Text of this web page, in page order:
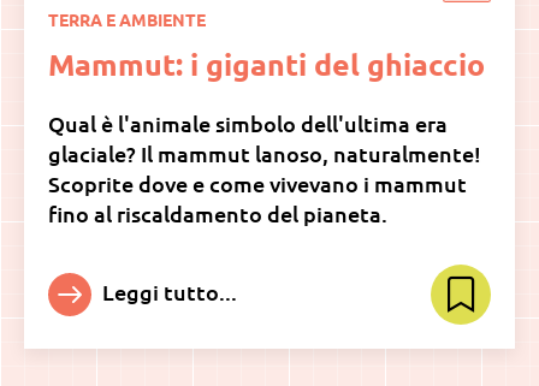
TERRA E AMBIENTE
Mammut: i giganti del ghiaccio
Qual è l'animale simbolo dell'ultima era
glaciale? Il mammut lanoso, naturalmente!
Scoprite dove e come vivevano i mammut
fino al riscaldamento del pianeta.
Leggi tutto...